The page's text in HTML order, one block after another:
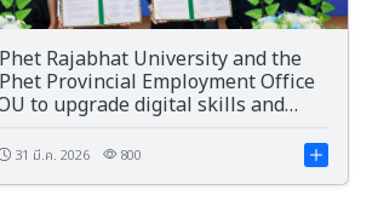
Rajabhat University and the
Provincial Employment Office
to upgrade digital skills and
graduates" to meet the demands
31 มี.ค. 2026 800